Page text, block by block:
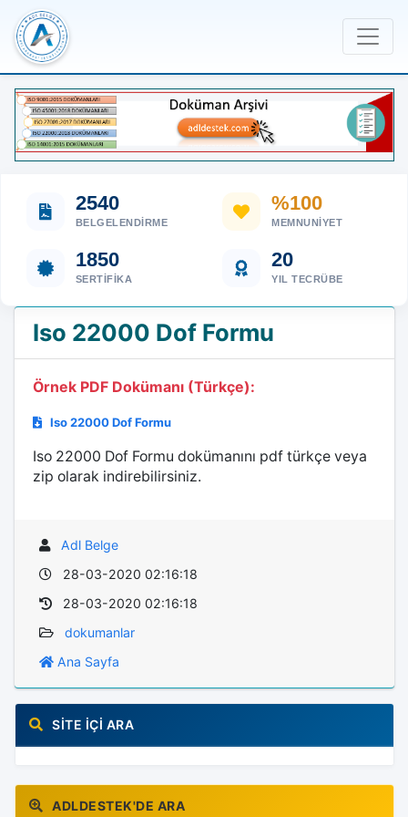
2540
BELGELENDIRME
%100
MEMNUNIYET
1850
SERTIFIKA
20
YIL TECRÜBE
Iso 22000 Dof Formu
Örnek PDF Dokümanı (Türkçe):
Iso 22000 Dof Formu
Iso 22000 Dof Formu dokümanını pdf türkçe veya
zip olarak indirebilirsiniz.
Adl Belge
28-03-2020 02:16:18
28-03-2020 02:16:18
dokumanlar
Ana Sayfa
SITE İÇI ARA
ADLDESTEK'DE ARA